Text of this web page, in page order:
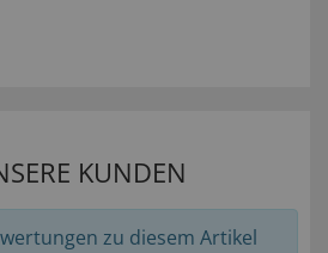
KUNDEN
zu diesem Artikel